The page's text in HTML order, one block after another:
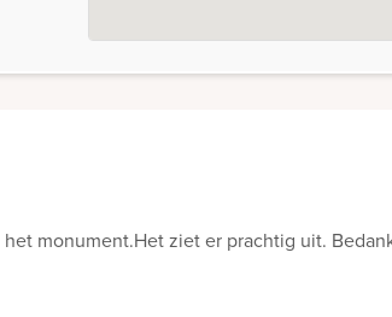
monument.Het ziet er prachtig uit.